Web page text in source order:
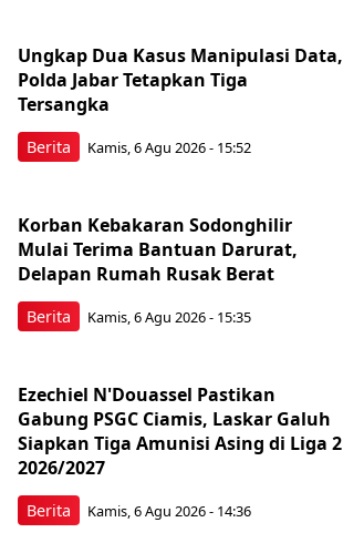
Berita
Ungkap Dua Kasus Manipulasi Data,
Polda Jabar Tetapkan Tiga
Tersangka
Kamis, 6 Agu 2026 - 15:52
Berita
Korban Kebakaran Sodonghilir
Mulai Terima Bantuan Darurat,
Delapan Rumah Rusak Berat
Kamis, 6 Agu 2026 - 15:35
Berita
Ezechiel N'Douassel Pastikan
Gabung PSGC Ciamis, Laskar Galuh
Siapkan Tiga Amunisi Asing di Liga 2
2026/2027
Kamis, 6 Agu 2026 - 14:36